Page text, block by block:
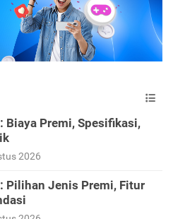
Biaya Premi, Spesifikasi,
2026
Pilihan Jenis Premi, Fitur